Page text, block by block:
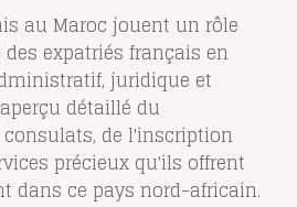
au Maroc jouent un rôle
expatriés français en
juridique et
détaillé du
de l'inscription
précieux qu'ils offrent
dans ce pays nord-africain.